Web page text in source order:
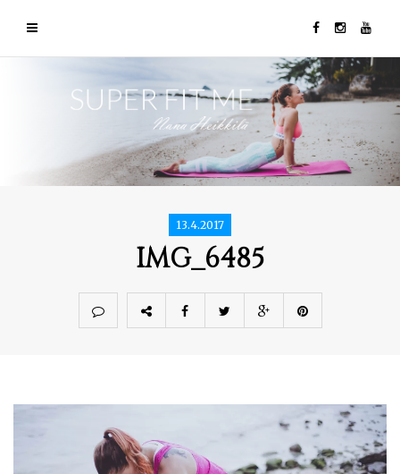
13.4.2017
IMG_6485